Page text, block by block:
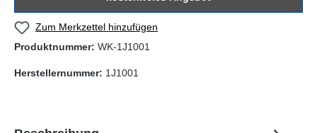
Zum Merkzettel hinzufügen
Produktnummer: WK-1J1001
Herstellernummer: 1J1001